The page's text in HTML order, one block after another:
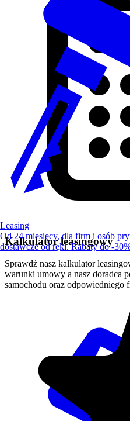
Kalkulator leasingowy
Sprawdź nasz kalkulator
warunki umowy a nasz doradca
samochodu oraz odpowiedniego
Leasing
Od 24 miesięcy, dla firm i osób
dostawcze od ręki. Rabaty do -